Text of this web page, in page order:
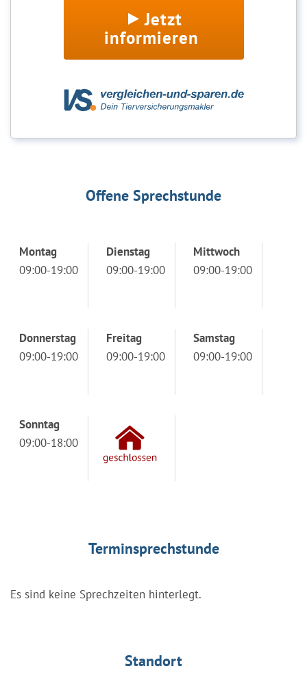
Jetzt
informieren
Offene Sprechstunde
Montag
09:00-19:00
Dienstag
09:00-19:00
Mittwoch
09:00-19:00
Donnerstag
09:00-19:00
Freitag
09:00-19:00
Samstag
09:00-19:00
Sonntag
09:00-18:00
Terminsprechstunde
Es sind keine Sprechzeiten hinterlegt.
Standort